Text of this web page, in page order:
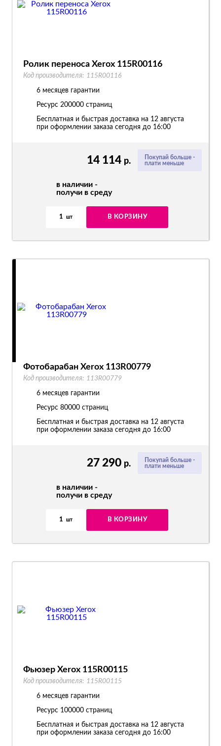
Покупай больше -
плати меньше
14 114 р.
в наличии -
получи в среду
1 шт В КОРЗИНУ
Ролик переноса Xerox 115R00116
Код производителя: 115R00116
6 месяцев гарантии
Ресурс 200000 страниц
Бесплатная и быстрая доставка на 12 августа
при оформлении заказа сегодня до 16:00
Покупай больше -
плати меньше
27 290 р.
в наличии -
получи в среду
1 шт В КОРЗИНУ
Фотобарабан Xerox 113R00779
Код производителя: 113R00779
6 месяцев гарантии
Ресурс 80000 страниц
Бесплатная и быстрая доставка на 12 августа
при оформлении заказа сегодня до 16:00
Фьюзер Xerox 115R00115
Код производителя: 115R00115
6 месяцев гарантии
Ресурс 100000 страниц
Бесплатная и быстрая доставка на 12 августа
при оформлении заказа сегодня до 16:00